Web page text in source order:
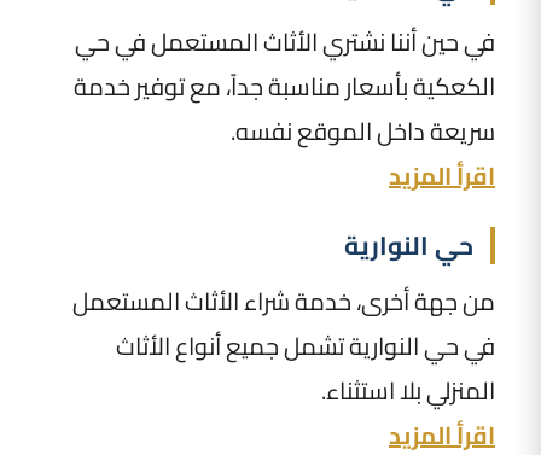
في حين أننا نشتري الأثاث المستعمل في حي
الكعكية بأسعار مناسبة جداً، مع توفير خدمة
سريعة داخل الموقع نفسه.
اقرأ المزيد
حي النوارية
من جهة أخرى، خدمة شراء الأثاث المستعمل
في حي النوارية تشمل جميع أنواع الأثاث
المنزلي بلا استثناء.
اقرأ المزيد